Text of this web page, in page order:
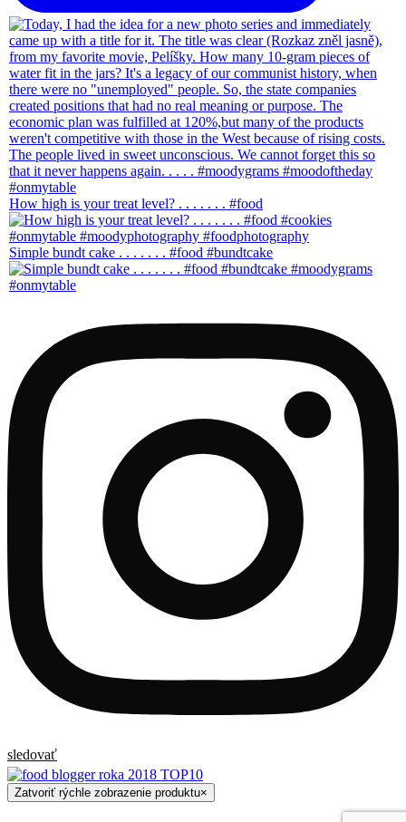
How high is your treat level? . . . . . . . #food
Simple bundt cake . . . . . . . #food #bundtcake
sledovať
Zatvoriť rýchle zobrazenie produktu×